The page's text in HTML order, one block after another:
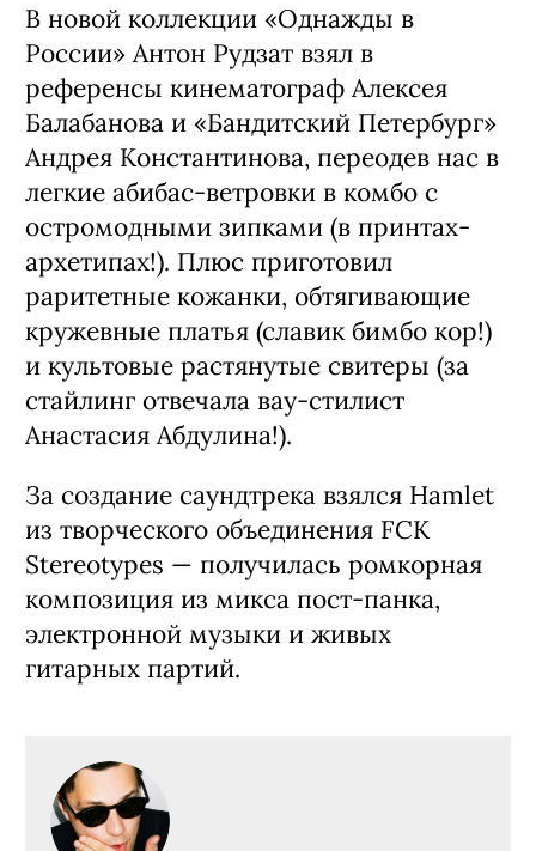
В новой коллекции «Однажды в
России» Антон Рудзат взял в
референсы кинематограф Алексея
Балабанова и «Бандитский Петербург»
Андрея Константинова, переодев нас в
легкие абибас-ветровки в комбо с
остромодными зипками (в принтах-
архетипах!). Плюс приготовил
раритетные кожанки, обтягивающие
кружевные платья (славик бимбо кор!)
и культовые растянутые свитеры (за
стайлинг отвечала вау-стилист
Анастасия Абдулина!).
За создание саундтрека взялся Hamlet
из творческого объединения FCK
Stereotypes — получилась ромкорная
композиция из микса пост-панка,
электронной музыки и живых
гитарных партий.